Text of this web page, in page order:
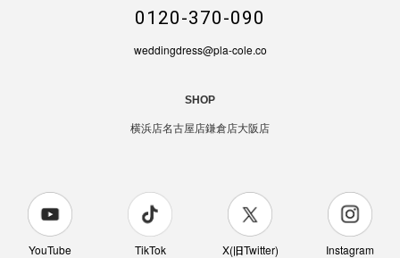
0120-370-090
weddingdress@pla-cole.co
SHOP
横浜店名古屋店鎌倉店大阪店
YouTube TikTok X(旧Twitter) Instagram